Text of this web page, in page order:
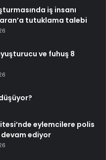
iş insanı
tutuklama talebi
ve fuhuş 8
eylemcilere polis
ediyor